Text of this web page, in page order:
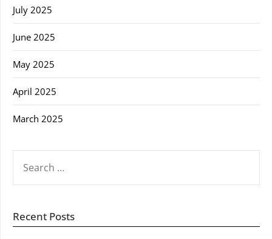
July 2025
June 2025
May 2025
April 2025
March 2025
FOR:
Recent Posts